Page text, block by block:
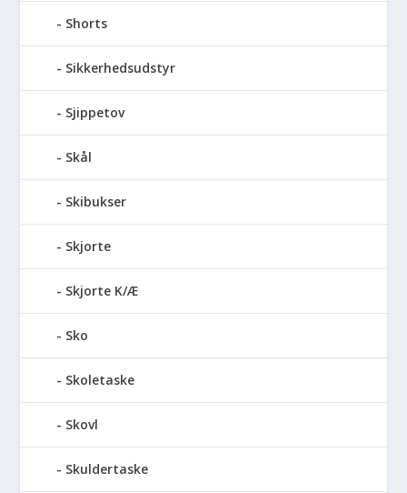
Shorts
Sikkerhedsudstyr
Sjippetov
Skål
Skibukser
Skjorte
Skjorte K/Æ
Sko
Skoletaske
Skovl
Skuldertaske